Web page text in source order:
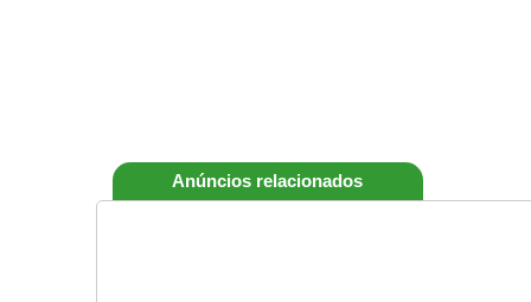
Anúncios relacionados